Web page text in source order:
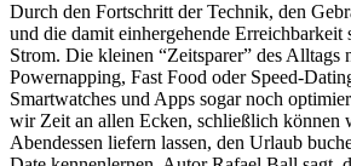
Durch den Fortschritt der Technik, den
und die damit einhergehende Erreichbarkeit
Strom. Die kleinen “Zeitsparer” des Alltags
Powernapping, Fast Food oder Speed-
Smartwatches und Apps sogar noch
wir Zeit an allen Ecken, schließlich können
Abendessen liefern lassen, den Urlaub